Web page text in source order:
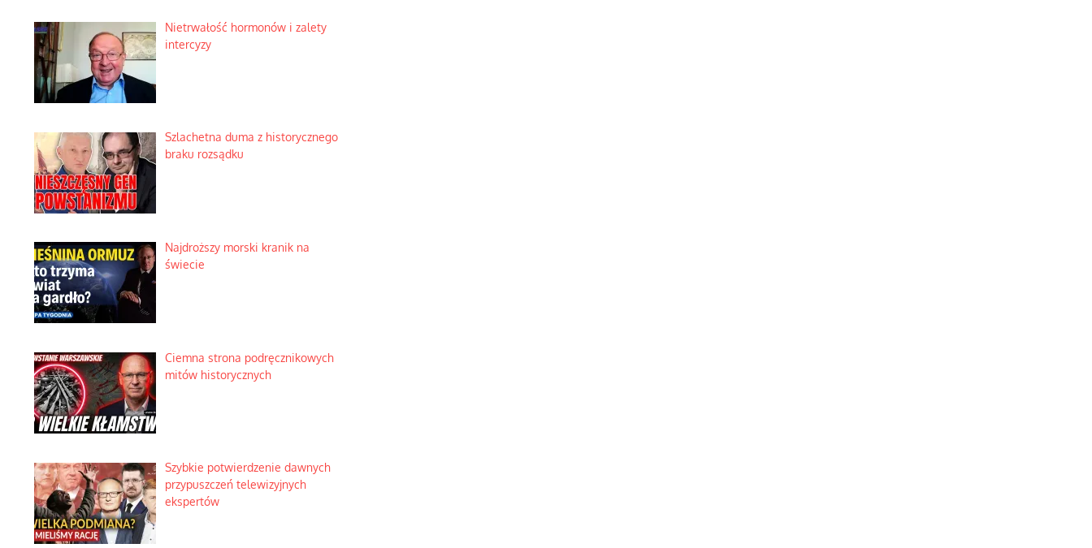
Nietrwałość hormonów i zalety
intercyzy
Szlachetna duma z historycznego
braku rozsądku
Najdroższy morski kranik na
świecie
Ciemna strona podręcznikowych
mitów historycznych
Szybkie potwierdzenie dawnych
przypuszczeń telewizyjnych
ekspertów